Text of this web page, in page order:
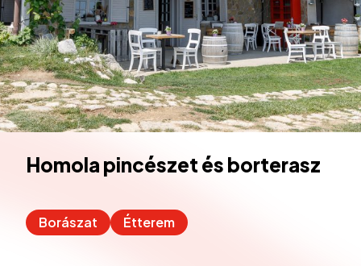
Homola pincészet és borterasz
Borászat Étterem